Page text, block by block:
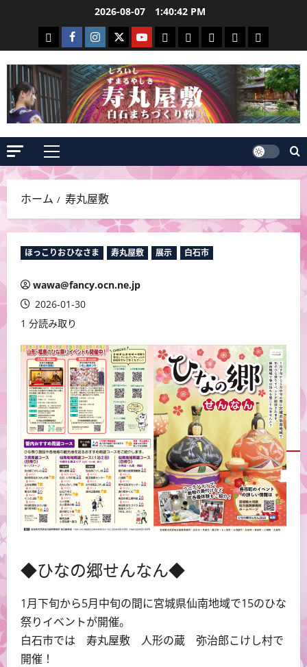
ン
ス
キ
ッ
プ
2026-08-07 1:40:43 PM
白
ま
ち
づ
く
り
２
Facebook
石
ま
ち
づ
り
Instagram
丸
屋
敷
情
Twitter
丸
屋
敷
情
Youtube
寿
屋
敷
の
見
白
和
紙
蔵
富
Eventsyuuriyou
2026
メ
イ
ュ
ー
ホーム 寿丸屋敷
ほっこりおひなさま 寿丸屋敷 展示 白石市
wawa@fancy.ocn.ne.jp
2026-01-30
1 分読み取り
◆ひなの郷せんなん◆
1月下旬から5月中旬の間に宮城県仙南地域で15のひな
祭りイベントが開催。
白石市では 寿丸屋敷 人形の蔵 弥治郎こけし村で
開催！